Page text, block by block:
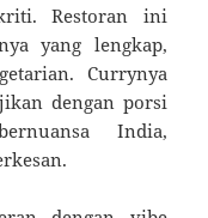
Restoran ini
yang lengkap,
Currynya
dengan porsi
India,